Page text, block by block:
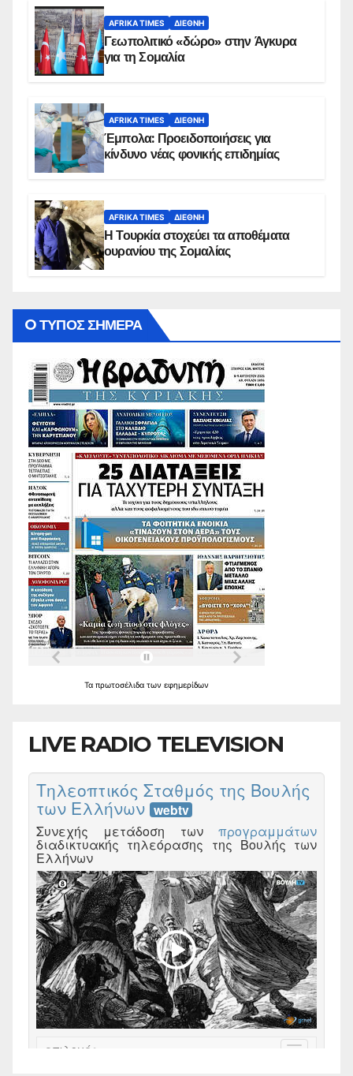
AFRIKA TIMES ΔΙΕΘΝΉ
Γεωπολιτικό «δώρο» στην Άγκυρα
για τη Σομαλία
AFRIKA TIMES ΔΙΕΘΝΉ
Έμπολα: Προειδοποιήσεις για
κίνδυνο νέας φονικής επιδημίας
AFRIKA TIMES ΔΙΕΘΝΉ
Η Τουρκία στοχεύει τα αποθέματα
ουρανίου της Σομαλίας
O ΤΥΠΟΣ ΣΗΜΕΡΑ
Τα πρωτοσέλιδα των εφημερίδων
LIVE RADIO TELEVISION